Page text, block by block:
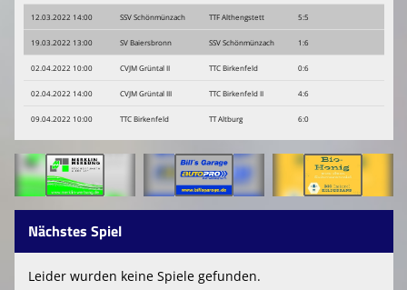
12.03.2022 14:00 SSV Schönmünzach TTF Althengstett 5:5
19.03.2022 13:00 SV Baiersbronn SSV Schönmünzach 1:6
02.04.2022 10:00 CVJM Grüntal II TTC Birkenfeld 0:6
02.04.2022 14:00 CVJM Grüntal III TTC Birkenfeld II 4:6
09.04.2022 10:00 TTC Birkenfeld TT Altburg 6:0
Nächstes Spiel
Leider wurden keine Spiele gefunden.